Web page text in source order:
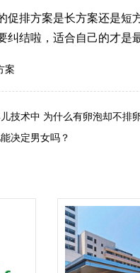
促排方案是长方案还是短
纠结啦，适合自己的才是
案
技术中 为什么有卵泡却不排
决定男女吗？